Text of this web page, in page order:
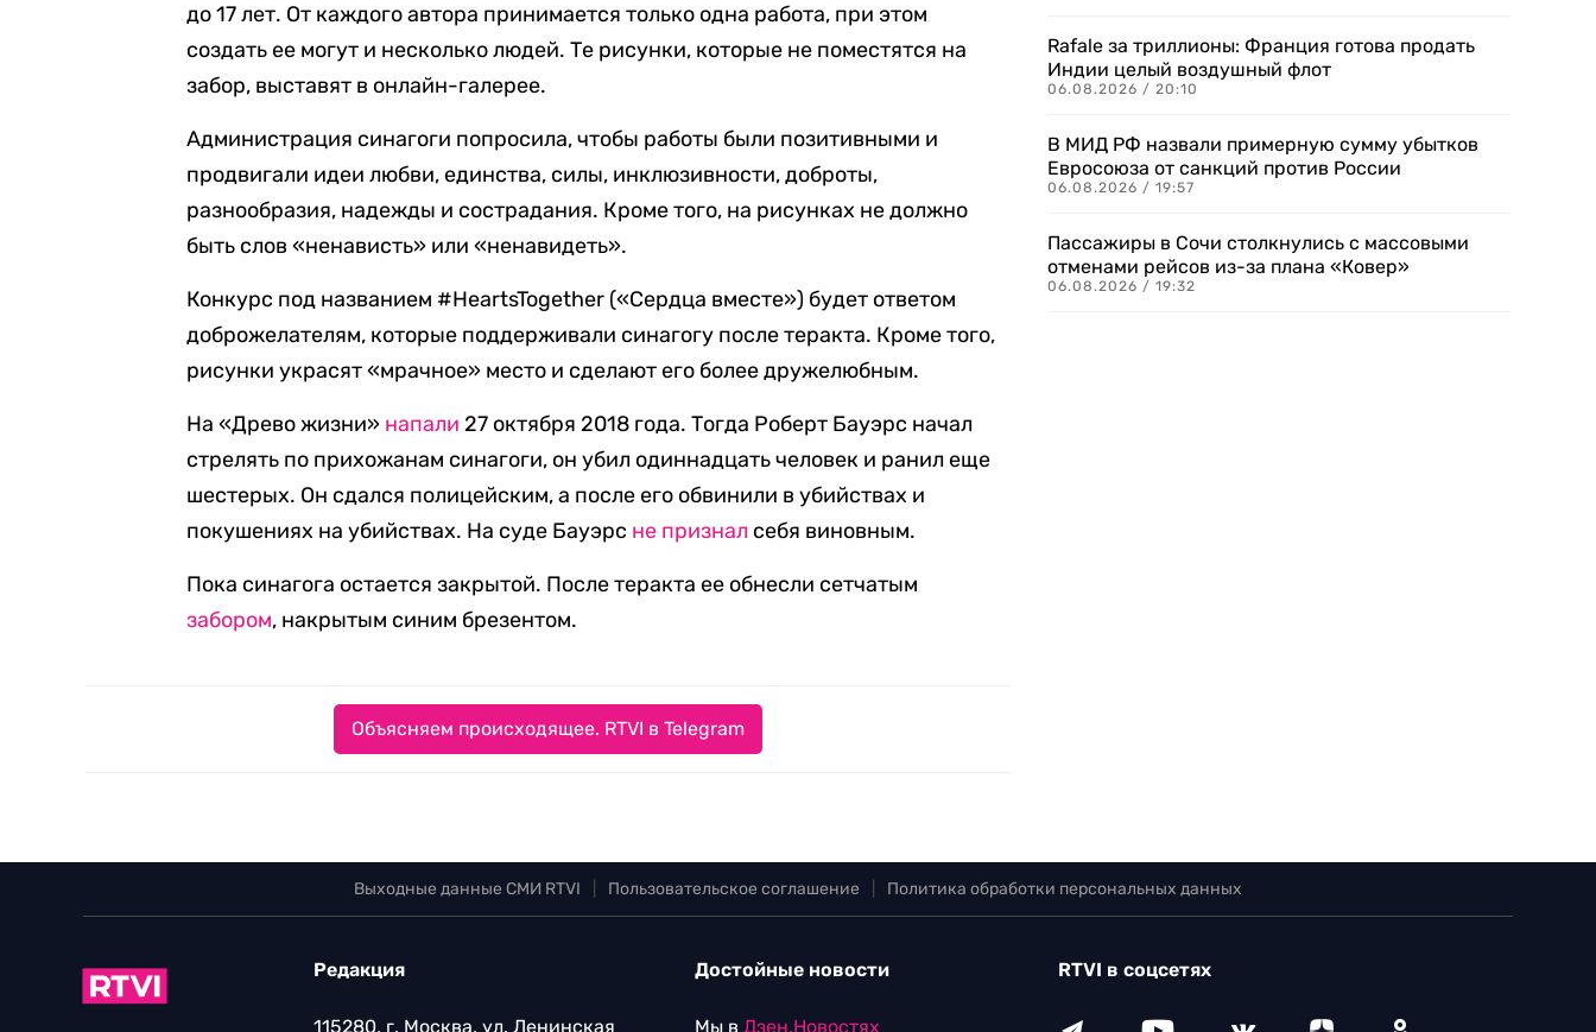
до 17 лет. От каждого автора принимается только одна работа, при этом
создать ее могут и несколько людей. Те рисунки, которые не поместятся на
забор, выставят в онлайн-галерее.
Администрация синагоги попросила, чтобы работы были позитивными и
продвигали идеи любви, единства, силы, инклюзивности, доброты,
разнообразия, надежды и сострадания. Кроме того, на рисунках не должно
быть слов «ненависть» или «ненавидеть».
Конкурс под названием #HeartsTogether («Сердца вместе») будет ответом
доброжелателям, которые поддерживали синагогу после теракта. Кроме того,
рисунки украсят «мрачное» место и сделают его более дружелюбным.
На «Древо жизни» напали 27 октября 2018 года. Тогда Роберт Бауэрс начал
стрелять по прихожанам синагоги, он убил одиннадцать человек и ранил еще
шестерых. Он сдался полицейским, а после его обвинили в убийствах и
покушениях на убийствах. На суде Бауэрс не признал себя виновным.
Пока синагога остается закрытой. После теракта ее обнесли сетчатым
забором, накрытым синим брезентом.
Объясняем происходящее. RTVI в Telegram
Rafale за триллионы: Франция готова продать
Индии целый воздушный флот
06.08.2026 / 20:10
В МИД РФ назвали примерную сумму убытков
Евросоюза от санкций против России
06.08.2026 / 19:57
Пассажиры в Сочи столкнулись с массовыми
отменами рейсов из-за плана «Ковер»
06.08.2026 / 19:32
Выходные данные СМИ RTVI Пользовательское соглашение Политика обработки персональных данных
Редакция
115280, г. Москва, ул. Ленинская
Достойные новости
Мы в Дзен.Новостях
RTVI в соцсетях